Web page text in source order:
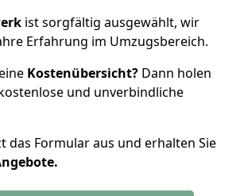
ist sorgfältig ausgewählt, wir
Erfahrung im Umzugsbereich.
Kostenübersicht? Dann holen
und unverbindliche
das Formular aus und erhalten Sie